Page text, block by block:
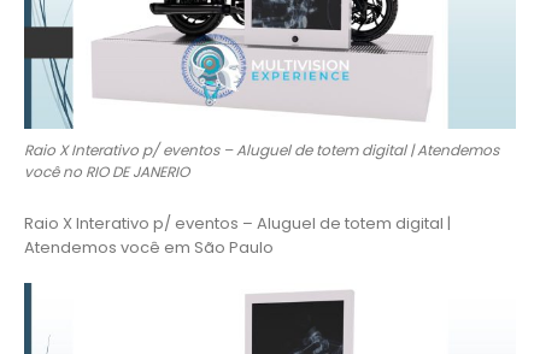
Raio X Interativo p/ eventos – Aluguel de totem digital | Atendemos
você no RIO DE JANERIO
Raio X Interativo p/ eventos – Aluguel de totem digital |
Atendemos você em São Paulo